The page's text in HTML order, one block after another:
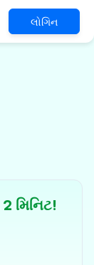
લોગિન
2 મિનિટ!